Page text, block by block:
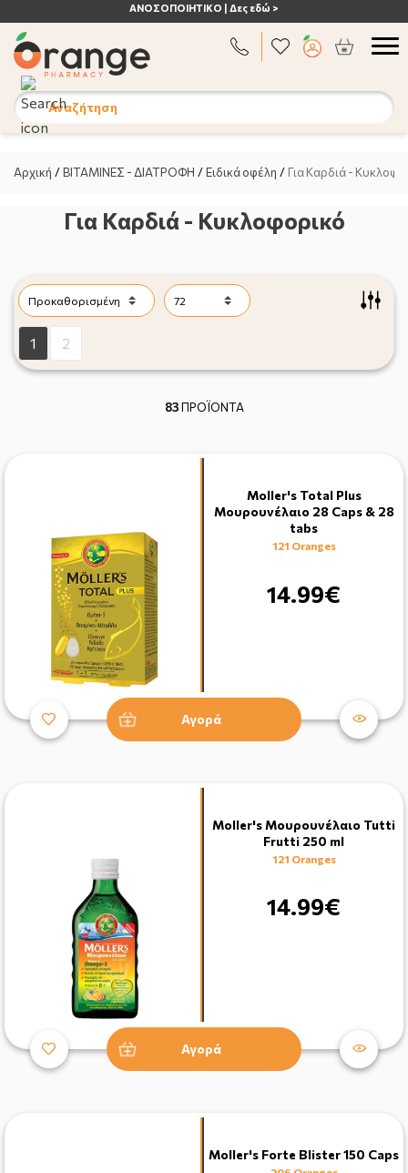
ΜΙΛΗΣΤΕΜΑΣ 212 000 2636
Αναζήτηση
Αρχική /ΒΙΤΑΜΙΝΕΣ - ΔΙΑΤΡΟΦΗ /Ειδικά οφέλη / Για Καρδιά -
Για Καρδιά - Κυκλοφορικό
1 2
83ΠΡΟΪΟΝΤΑ
Moller's Total Plus
Μουρουνέλαιο 28 Caps & 28
tabs
121 Oranges
14.99€
Αγορά
Moller's Μουρουνέλαιο Tutti
Frutti 250 ml
121 Oranges
14.99€
Αγορά
Moller's Forte Blister 150 Caps